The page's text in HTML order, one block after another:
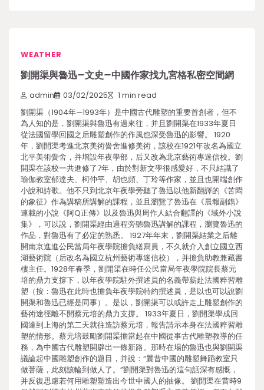
WEATHER
劉開渠與魯迅–文史–中國作家找九宮格私密空間網
admin 03/02/2025 1 min read
劉開渠（1904年—1993年）是中國古代雕塑的重要首創者，但不
為人知的是，劉開渠與魯迅有過來往，并且劉開渠在1933年夏日
從法國留學回國之后雕塑創作的作風也深受魯迅的影響。 1920
年，劉開渠考進北京美術黌舍進修美術，該校在1921年改名為國立
北平美術黌舍，并增設年夜學部，后又改為北京藝術專迷信校。劉
開渠在該校一共進修了7年，由於對新文學很感愛好，不只結識了
瑜伽教室郁達夫、柯仲平、胡也頻、丁玲等作家，並且也開端創作
小說和詩歌。他不只到北京年夜學旁聽了魯迅以他新翻譯的《苦悶
的象征》作為講稿所講解的課程，並且瀏覽了魯迅在《晨報副鐫》
連載的小說《阿Q正傳》以及魯迅與周作人結合翻譯的《域外小說
集》，可以說，劉開渠經由過程旁聽魯迅講解的課程，瀏覽魯迅的
作品，對魯迅有了必定的熟悉。 1927年年末，劉開渠結業之后離
開南京進進公民當局年夜學院擔負繕寫員，不久就介入創立國立西
湖藝術院（后改名為國立杭州藝術專迷信校），并擔負助教兼藏書
樓主任。1928年春季，劉開渠在時任公民當局年夜學院院長蔡元
培的鼎力支撐下，以年夜學院駐外撰述員的名義帶薪赴法國粹習雕
塑（按：魯迅在此時也擔負年夜學院特約撰述員，是以也可以說劉
開渠和魯迅已經是同事）。是以，劉開渠可以或許走上雕塑創作的
藝術途徑離不開蔡元培的鼎力支撐。 1933年夏日，劉開渠學成回
國達到上海的第二天就往造訪蔡元培，報告請示本身在法國粹習雕
塑的情形。蔡元培鼓勵劉開渠擔當起在中國從事古代雕塑教導的任
務，為中國古代雕塑開辟出一條新路。那時在場的魯迅也與劉開渠
議論起中國雕塑創作的題目，并說：“曩昔中國的雕塑舞蹈教室只
做菩薩，此刻該輪到做人了。”劉開渠對魯迅的這句話深有感慨，
并反復思慮若何用雕塑塑造出今世中國人的抽像。 劉開渠在昔時9